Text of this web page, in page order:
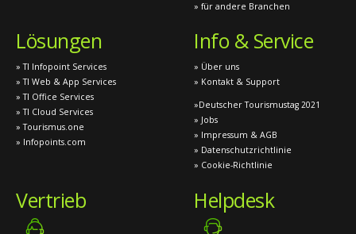
» für andere Branchen
Lösungen
» TI Infopoint Services
» TI Web & App Services
» TI Office Services
» TI Cloud Services
» Tourismus.one
» Infopoints.com
Info & Service
» Über uns
» Kontakt & Support
»Deutscher Tourismustag 2021
» Jobs
» Impressum & AGB
» Datenschutzrichtlinie
» Cookie-Richtlinie
Vertrieb Helpdesk